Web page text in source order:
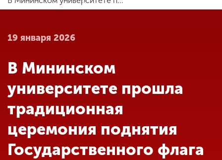
Главная
Абитуриенту
Обучение
Наука
19 января 2026
В Мининском
университете прошла
традиционная
церемония поднятия
Государственного флага